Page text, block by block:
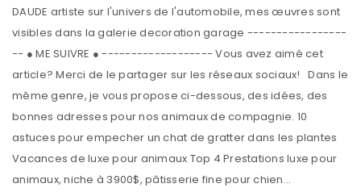
DAUDE artiste sur l'univers de l'automobile, mes œuvres sont
visibles dans la galerie decoration garage -----------------
-- ● ME SUIVRE ● ------------------- Vous avez aimé cet
article? Merci de le partager sur les réseaux sociaux! Dans le
même genre, je vous propose ci-dessous, des idées, des
bonnes adresses pour nos animaux de compagnie. 10
astuces pour empecher un chat de gratter dans les plantes
Vacances de luxe pour animaux Top 4 Prestations luxe pour
animaux, niche à 3900$, pâtisserie fine pour chien...